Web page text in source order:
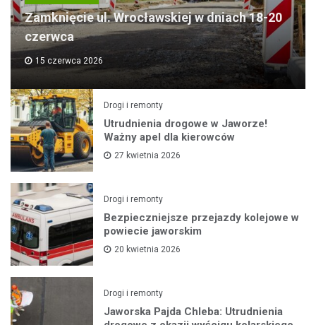
Zamknięcie ul. Wrocławskiej w dniach 18-20
czerwca
15 czerwca 2026
Drogi i remonty
Utrudnienia drogowe w Jaworze!
Ważny apel dla kierowców
27 kwietnia 2026
Drogi i remonty
Bezpieczniejsze przejazdy kolejowe w
powiecie jaworskim
20 kwietnia 2026
Drogi i remonty
Jaworska Pajda Chleba: Utrudnienia